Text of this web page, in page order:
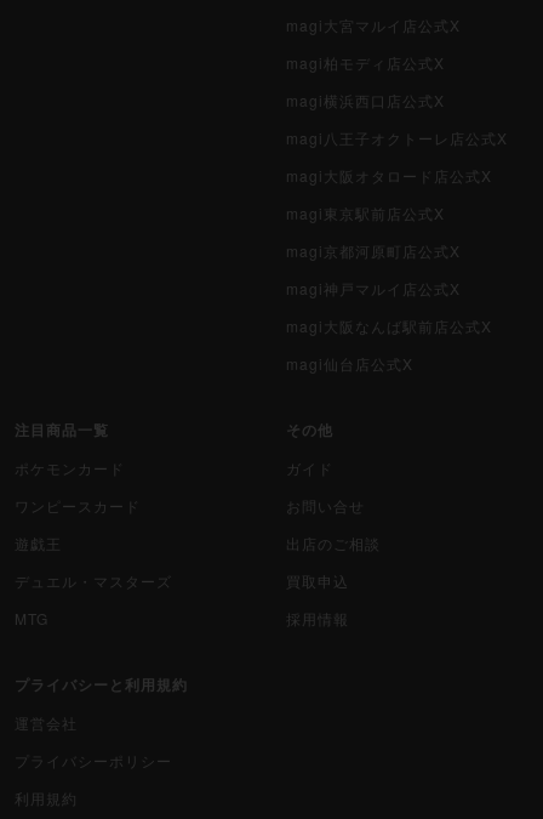
magi大宮マルイ店公式X
magi柏モディ店公式X
magi横浜西口店公式X
magi八王子オクトーレ店公式X
magi大阪オタロード店公式X
magi東京駅前店公式X
magi京都河原町店公式X
magi神戸マルイ店公式X
magi大阪なんば駅前店公式X
magi仙台店公式X
注目商品一覧
ポケモンカード
ワンピースカード
遊戯王
デュエル・マスターズ
MTG
その他
ガイド
お問い合せ
出店のご相談
買取申込
採用情報
プライバシーと利用規約
運営会社
プライバシーポリシー
利用規約